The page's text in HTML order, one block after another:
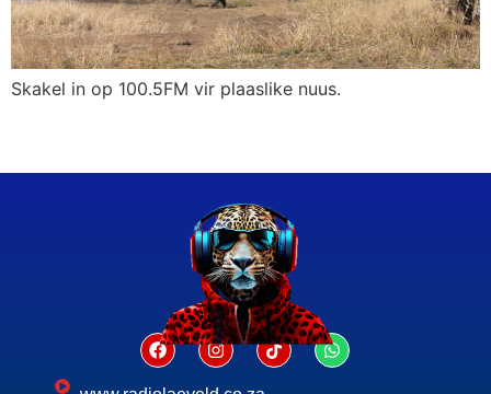
Skakel in op 100.5FM vir plaaslike nuus.